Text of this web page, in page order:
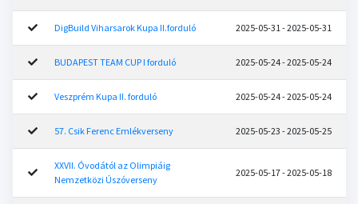
DigBuild Viharsarok Kupa II.forduló 2025-05-31 - 2025-05-31
BUDAPEST TEAM CUP I forduló 2025-05-24 - 2025-05-24
Veszprém Kupa II. forduló 2025-05-24 - 2025-05-24
57. Csik Ferenc Emlékverseny 2025-05-23 - 2025-05-25
XXVII. Óvodától az Olimpiáig
Nemzetközi Úszóverseny
2025-05-17 - 2025-05-18